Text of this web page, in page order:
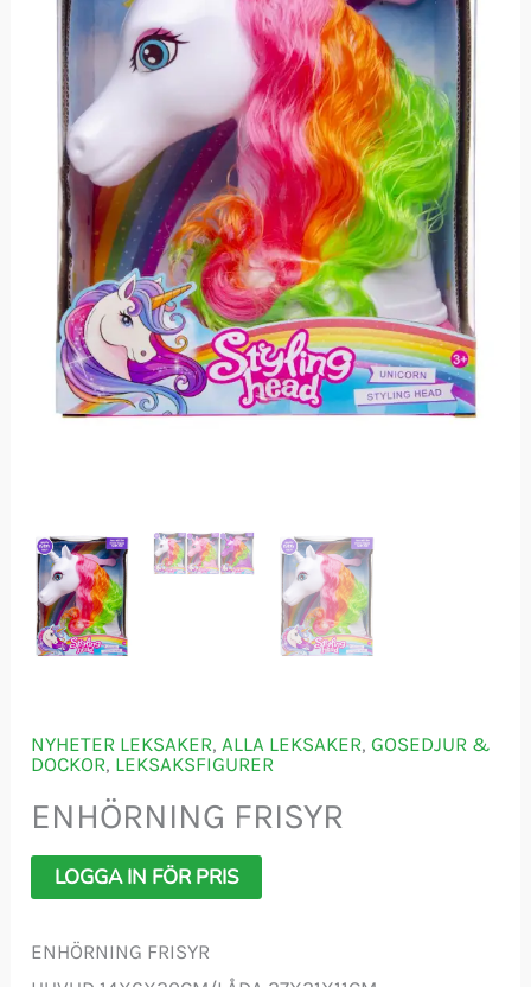
NYHETER LEKSAKER, ALLA LEKSAKER,GOSEDJUR &
DOCKOR, LEKSAKSFIGURER
ENHÖRNING FRISYR
LOGGA IN FÖR PRIS
ENHÖRNING FRISYR